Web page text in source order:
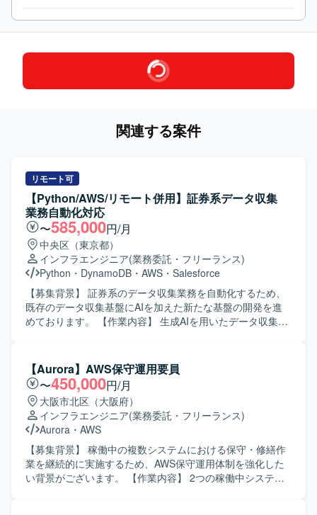
関連する案件
リモート可
【Python/AWS/リモート併用】証券系データ収集
業務自動化対応
〜585,000円/月
中央区（東京都）
インフラエンジニア(業務委託・フリーランス)
Python ・ DynamoDB ・ AWS ・ Salesforce
【募集背景】 証券系のデータ収集業務を自動化するため、
既存のデータ収集基盤にAIを加えた新たな基盤の開発を進
めております。 【作業内容】 生成AIを用いたデータ収集の
ビティの作成や、関連する処理ロジックの実装・改修を行
っていただきます。 【求める人物像】 自発的に調査や検証
を進められる方を求めております。 また、関係者と積極的
にコミュニケーションを取りながら業務を推進いただける
方を歓迎いたします。 【ポジションの魅力】 生成AIを活用
したデータ収集基盤の構築に携わることで、最新技術を用
いた業務自動化の知見を深めていただけます。 証券系シス
テムにおけるデータ活用やサーバレスアーキテクチャのノ
ウハウも獲得いただけます。 【開発環境】 Pythonおよび
【Aurora】AWS保守運用要員
〜450,000円/月
大阪市北区（大阪府）
インフラエンジニア(業務委託・フリーランス)
Aurora ・ AWS
【募集背景】 稼働中の複数システムにおける保守・修繕作
業を継続的に実施するため、AWS保守運用体制を強化した
い背景がございます。 【作業内容】 2つの稼働中システム